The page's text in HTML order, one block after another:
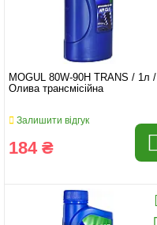
MOGUL 80W-90H TRANS / 1л /
Олива трансмісійна
Залишити відгук
184 ₴